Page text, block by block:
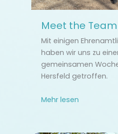
Meet the
Mit einigen
haben wir uns zu
gemeinsamen
Hersfeld getroffen.
Mehr lesen